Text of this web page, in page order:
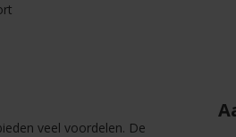
veel voordelen. De